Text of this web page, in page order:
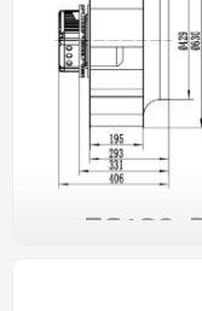
EC180-
التي تعمل بمحرك خارجي